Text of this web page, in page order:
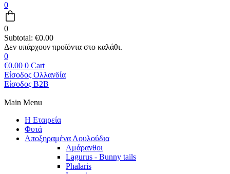
0
0
Subtotal: €0.00
0
€0.00 0 Cart
Είσοδος Ολλανδία
Είσοδος B2B
Main Menu
Η Εταιρεία
Φυτά
Αποξηραμένα Λουλούδια
Αμάρανθοι
Lagurus - Bunny tails
Phalaris